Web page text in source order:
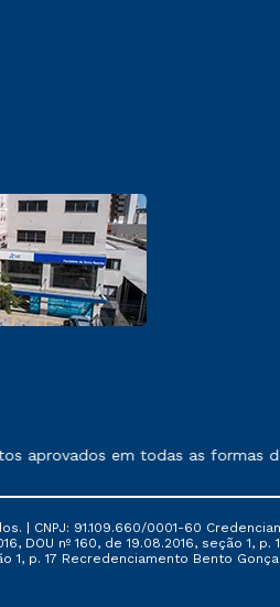
de serviços.
em todas as formas
| CNPJ: 91.109.660/0001-60
DOU nº 160, de 19.08.2016, seção 1, p.
1, p. 17 Recredenciamento Bento